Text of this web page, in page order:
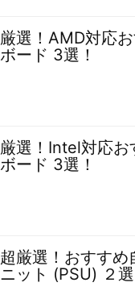
厳選！AMD対応
ボード 3選！
厳選！Intel対応お
ボード 3選！
超厳選！おすすめ
ニット (PSU) ２選